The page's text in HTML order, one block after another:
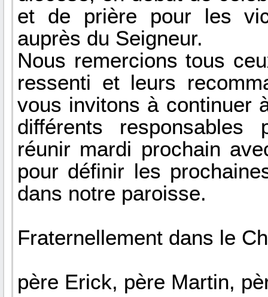
et de prière pour les
auprès du Seigneur.
Nous remercions tous
ressenti et leurs
vous invitons à continuer
différents responsables
réunir mardi prochain
pour définir les
dans notre paroisse.
Fraternellement dans le
père Erick, père Martin,